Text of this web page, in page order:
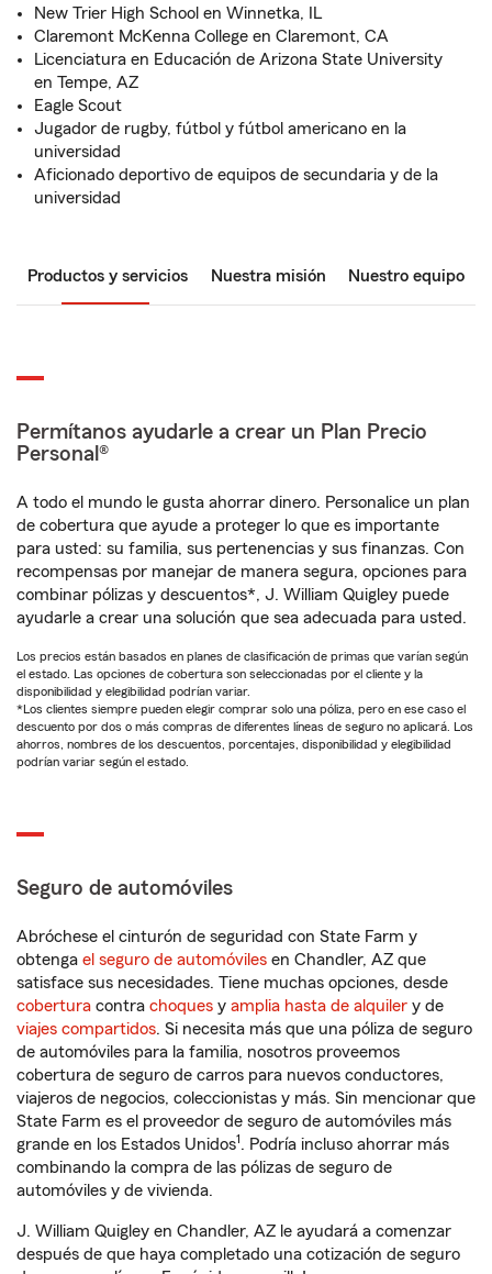
New Trier High School en Winnetka, IL
Claremont McKenna College en Claremont, CA
Licenciatura en Educación de Arizona State University
en Tempe, AZ
Eagle Scout
Jugador de rugby, fútbol y fútbol americano en la
universidad
Aficionado deportivo de equipos de secundaria y de la
universidad
Productos y servicios Nuestra misión Nuestro equipo
Permítanos ayudarle a crear un Plan Precio
Personal®
A todo el mundo le gusta ahorrar dinero. Personalice un plan
de cobertura que ayude a proteger lo que es importante
para usted: su familia, sus pertenencias y sus finanzas. Con
recompensas por manejar de manera segura, opciones para
combinar pólizas y descuentos*, J. William Quigley puede
ayudarle a crear una solución que sea adecuada para usted.
Los precios están basados en planes de clasificación de primas que varían según
el estado. Las opciones de cobertura son seleccionadas por el cliente y la
disponibilidad y elegibilidad podrían variar.
*Los clientes siempre pueden elegir comprar solo una póliza, pero en ese caso el
descuento por dos o más compras de diferentes líneas de seguro no aplicará. Los
ahorros, nombres de los descuentos, porcentajes, disponibilidad y elegibilidad
podrían variar según el estado.
Seguro de automóviles
Abróchese el cinturón de seguridad con State Farm y
obtenga el seguro de automóviles en Chandler, AZ que
satisface sus necesidades. Tiene muchas opciones, desde
cobertura contra choques y amplia hasta de alquiler y de
viajes compartidos. Si necesita más que una póliza de seguro
de automóviles para la familia, nosotros proveemos
cobertura de seguro de carros para nuevos conductores,
viajeros de negocios, coleccionistas y más. Sin mencionar que
State Farm es el proveedor de seguro de automóviles más
grande en los Estados Unidos1. Podría incluso ahorrar más
combinando la compra de las pólizas de seguro de
automóviles y de vivienda.
J. William Quigley en Chandler, AZ le ayudará a comenzar
después de que haya completado una cotización de seguro